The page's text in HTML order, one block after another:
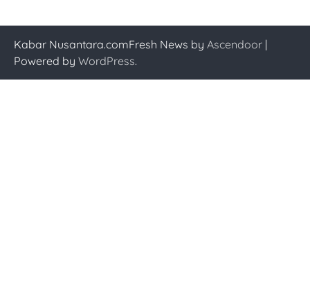
Kabar Nusantara.comFresh News by Ascendoor |
Powered by WordPress.